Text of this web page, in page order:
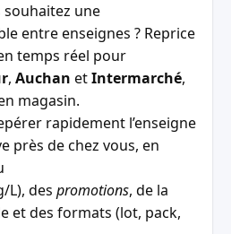
souhaitez une
entre enseignes ? Reprice
temps réel pour
, Auchan etIntermarché,
magasin.
rapidement l’enseigne
près de chez vous, en
L), des promotions, de la
et des formats (lot, pack,